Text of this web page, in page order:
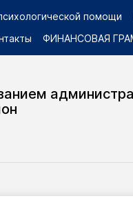
помощи
ФИНАНСОВАЯ